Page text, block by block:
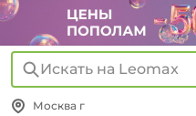
Искать на Leomax
Москва г